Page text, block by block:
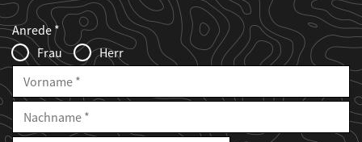
Web2Case
Infofelder
Fieldset
anrede_name
Anrede
Frau
Herr
Vorname
Nachname